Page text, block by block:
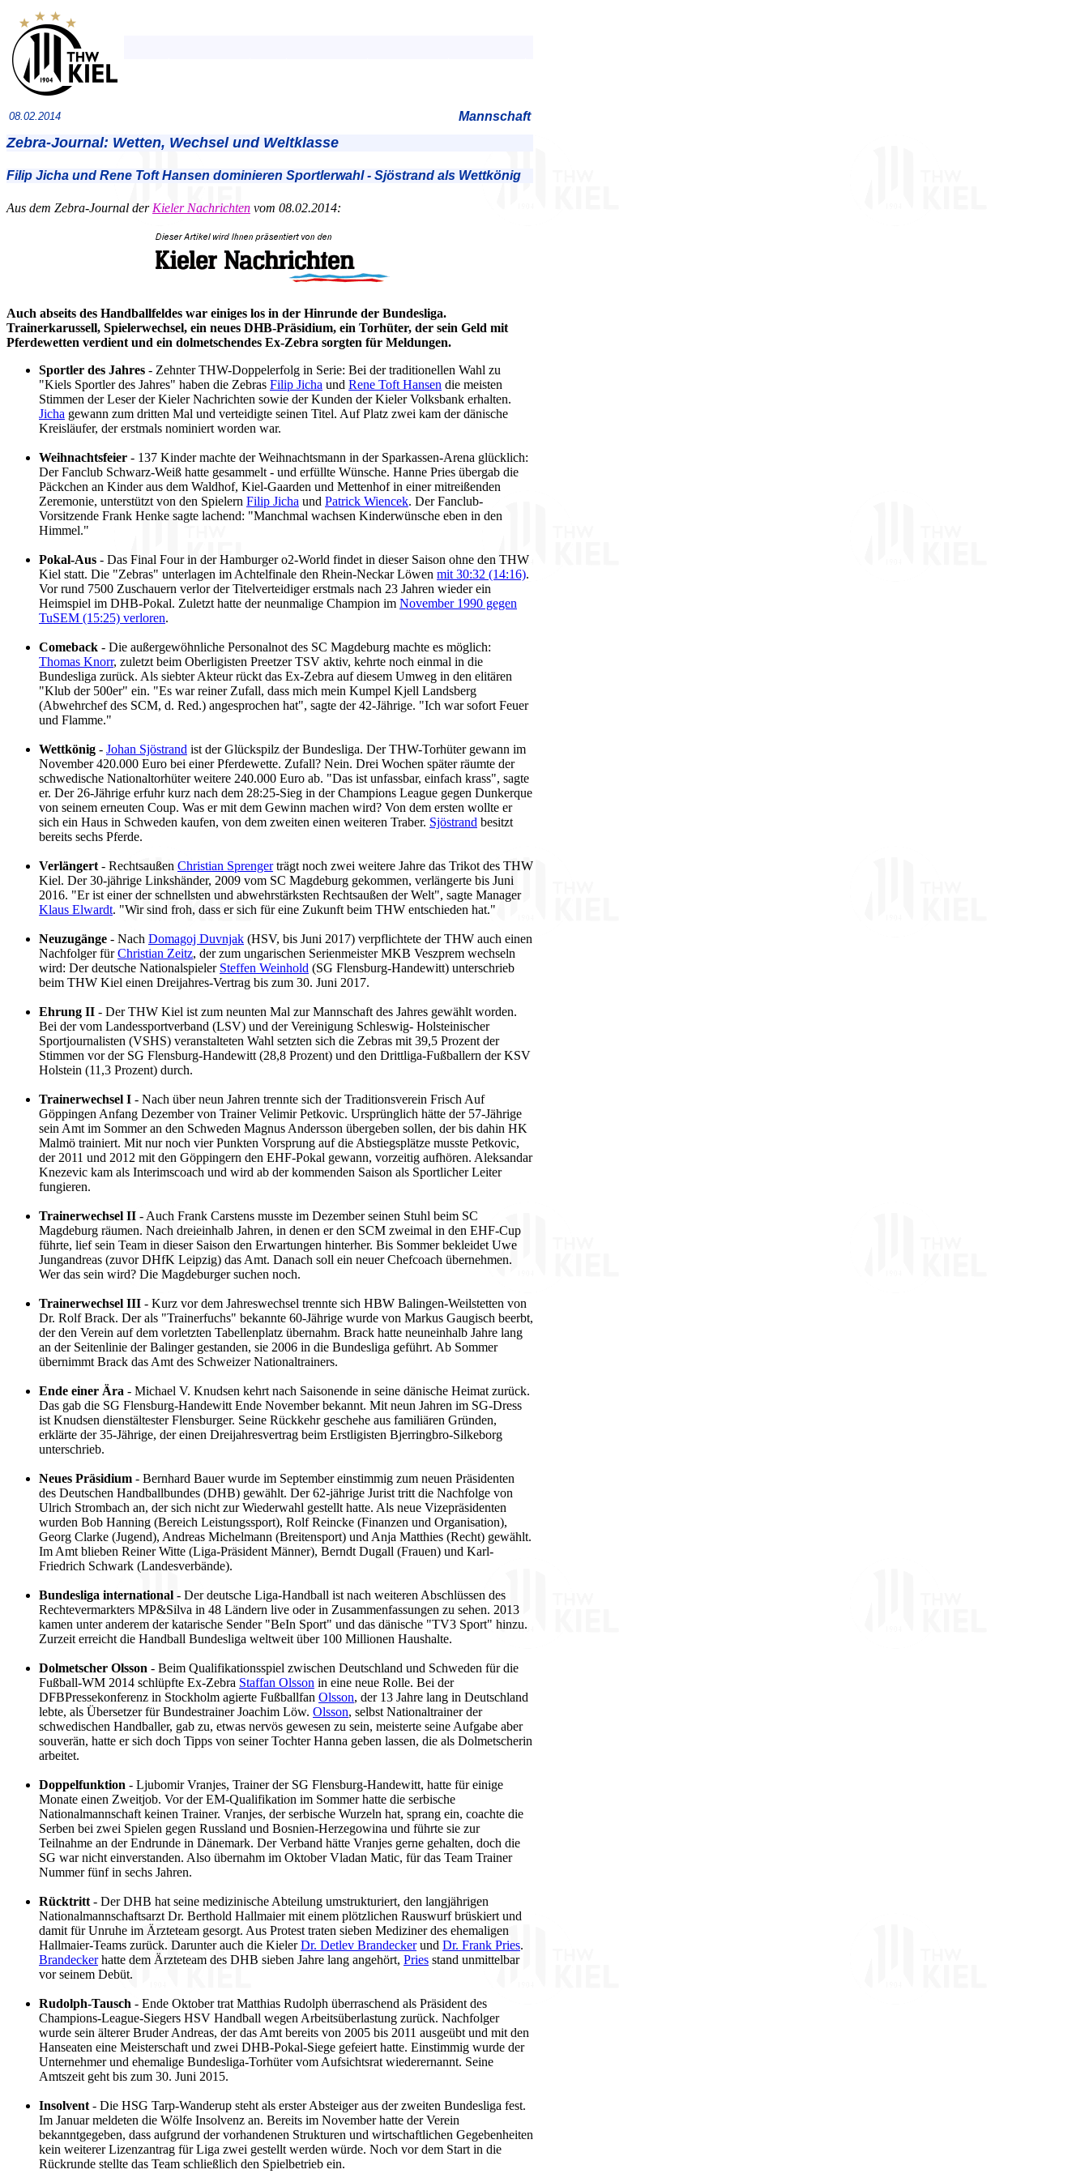
08.02.2014 Mannschaft
Zebra-Journal: Wetten, Wechsel und Weltklasse
Filip Jicha und Rene Toft Hansen dominieren Sportlerwahl - Sjöstrand als Wettkönig
Aus dem Zebra-Journal der Kieler Nachrichten vom 08.02.2014:
Auch abseits des Handballfeldes war einiges los in der Hinrunde der Bundesliga.
Trainerkarussell, Spielerwechsel, ein neues DHB-Präsidium, ein Torhüter, der sein Geld mit
Pferdewetten verdient und ein dolmetschendes Ex-Zebra sorgten für Meldungen.
Sportler des Jahres - Zehnter THW-Doppelerfolg in Serie: Bei der traditionellen Wahl zu
"Kiels Sportler des Jahres" haben die Zebras Filip Jicha und Rene Toft Hansen die meisten
Stimmen der Leser der Kieler Nachrichten sowie der Kunden der Kieler Volksbank erhalten.
Jicha gewann zum dritten Mal und verteidigte seinen Titel. Auf Platz zwei kam der dänische
Kreisläufer, der erstmals nominiert worden war.
Weihnachtsfeier - 137 Kinder machte der Weihnachtsmann in der Sparkassen-Arena glücklich:
Der Fanclub Schwarz-Weiß hatte gesammelt - und erfüllte Wünsche. Hanne Pries übergab die
Päckchen an Kinder aus dem Waldhof, Kiel-Gaarden und Mettenhof in einer mitreißenden
Zeremonie, unterstützt von den Spielern Filip Jicha und Patrick Wiencek. Der Fanclub-
Vorsitzende Frank Henke sagte lachend: "Manchmal wachsen Kinderwünsche eben in den
Himmel."
Pokal-Aus - Das Final Four in der Hamburger o2-World findet in dieser Saison ohne den THW
Kiel statt. Die "Zebras" unterlagen im Achtelfinale den Rhein-Neckar Löwen mit 30:32 (14:16).
Vor rund 7500 Zuschauern verlor der Titelverteidiger erstmals nach 23 Jahren wieder ein
Heimspiel im DHB-Pokal. Zuletzt hatte der neunmalige Champion im November 1990 gegen
TuSEM (15:25) verloren.
Comeback - Die außergewöhnliche Personalnot des SC Magdeburg machte es möglich:
Thomas Knorr, zuletzt beim Oberligisten Preetzer TSV aktiv, kehrte noch einmal in die
Bundesliga zurück. Als siebter Akteur rückt das Ex-Zebra auf diesem Umweg in den elitären
"Klub der 500er" ein. "Es war reiner Zufall, dass mich mein Kumpel Kjell Landsberg
(Abwehrchef des SCM, d. Red.) angesprochen hat", sagte der 42-Jährige. "Ich war sofort Feuer
und Flamme."
Wettkönig - Johan Sjöstrand ist der Glückspilz der Bundesliga. Der THW-Torhüter gewann im
November 420.000 Euro bei einer Pferdewette. Zufall? Nein. Drei Wochen später räumte der
schwedische Nationaltorhüter weitere 240.000 Euro ab. "Das ist unfassbar, einfach krass", sagte
er. Der 26-Jährige erfuhr kurz nach dem 28:25-Sieg in der Champions League gegen Dunkerque
von seinem erneuten Coup. Was er mit dem Gewinn machen wird? Von dem ersten wollte er
sich ein Haus in Schweden kaufen, von dem zweiten einen weiteren Traber. Sjöstrand besitzt
bereits sechs Pferde.
Verlängert - Rechtsaußen Christian Sprengerträgt noch zwei weitere Jahre das Trikot des THW
Kiel. Der 30-jährige Linkshänder, 2009 vom SC Magdeburg gekommen, verlängerte bis Juni
2016. "Er ist einer der schnellsten und abwehrstärksten Rechtsaußen der Welt", sagte Manager
Klaus Elwardt. "Wir sind froh, dass er sich für eine Zukunft beim THW entschieden hat."
Neuzugänge - Nach Domagoj Duvnjak (HSV, bis Juni 2017) verpflichtete der THW auch einen
Nachfolger fürChristian Zeitz, der zum ungarischen Serienmeister MKB Veszprem wechseln
wird: Der deutsche Nationalspieler Steffen Weinhold (SG Flensburg-Handewitt) unterschrieb
beim THW Kiel einen Dreijahres-Vertrag bis zum 30. Juni 2017.
Ehrung II - Der THW Kiel ist zum neunten Mal zur Mannschaft des Jahres gewählt worden.
Bei der vom Landessportverband (LSV) und der Vereinigung Schleswig- Holsteinischer
Sportjournalisten (VSHS) veranstalteten Wahl setzten sich die Zebras mit 39,5 Prozent der
Stimmen vor der SG Flensburg-Handewitt (28,8 Prozent) und den Drittliga-Fußballern der KSV
Holstein (11,3 Prozent) durch.
Trainerwechsel I - Nach über neun Jahren trennte sich der Traditionsverein Frisch Auf
Göppingen Anfang Dezember von Trainer Velimir Petkovic. Ursprünglich hätte der 57-Jährige
sein Amt im Sommer an den Schweden Magnus Andersson übergeben sollen, der bis dahin HK
Malmö trainiert. Mit nur noch vier Punkten Vorsprung auf die Abstiegsplätze musste Petkovic,
der 2011 und 2012 mit den Göppingern den EHF-Pokal gewann, vorzeitig aufhören. Aleksandar
Knezevic kam als Interimscoach und wird ab der kommenden Saison als Sportlicher Leiter
fungieren.
Trainerwechsel II - Auch Frank Carstens musste im Dezember seinen Stuhl beim SC
Magdeburg räumen. Nach dreieinhalb Jahren, in denen er den SCM zweimal in den EHF-Cup
führte, lief sein Team in dieser Saison den Erwartungen hinterher. Bis Sommer bekleidet Uwe
Jungandreas (zuvor DHfK Leipzig) das Amt. Danach soll ein neuer Chefcoach übernehmen.
Wer das sein wird? Die Magdeburger suchen noch.
Trainerwechsel III - Kurz vor dem Jahreswechsel trennte sich HBW Balingen-Weilstetten von
Dr. Rolf Brack. Der als "Trainerfuchs" bekannte 60-Jährige wurde von Markus Gaugisch beerbt,
der den Verein auf dem vorletzten Tabellenplatz übernahm. Brack hatte neuneinhalb Jahre lang
an der Seitenlinie der Balinger gestanden, sie 2006 in die Bundesliga geführt. Ab Sommer
übernimmt Brack das Amt des Schweizer Nationaltrainers.
Ende einer Ära - Michael V. Knudsen kehrt nach Saisonende in seine dänische Heimat zurück.
Das gab die SG Flensburg-Handewitt Ende November bekannt. Mit neun Jahren im SG-Dress
ist Knudsen dienstältester Flensburger. Seine Rückkehr geschehe aus familiären Gründen,
erklärte der 35-Jährige, der einen Dreijahresvertrag beim Erstligisten Bjerringbro-Silkeborg
unterschrieb.
Neues Präsidium - Bernhard Bauer wurde im September einstimmig zum neuen Präsidenten
des Deutschen Handballbundes (DHB) gewählt. Der 62-jährige Jurist tritt die Nachfolge von
Ulrich Strombach an, der sich nicht zur Wiederwahl gestellt hatte. Als neue Vizepräsidenten
wurden Bob Hanning (Bereich Leistungssport), Rolf Reincke (Finanzen und Organisation),
Georg Clarke (Jugend), Andreas Michelmann (Breitensport) und Anja Matthies (Recht) gewählt.
Im Amt blieben Reiner Witte (Liga-Präsident Männer), Berndt Dugall (Frauen) und Karl-
Friedrich Schwark (Landesverbände).
Bundesliga international - Der deutsche Liga-Handball ist nach weiteren Abschlüssen des
Rechtevermarkters MP&Silva in 48 Ländern live oder in Zusammenfassungen zu sehen. 2013
kamen unter anderem der katarische Sender "BeIn Sport" und das dänische "TV3 Sport" hinzu.
Zurzeit erreicht die Handball Bundesliga weltweit über 100 Millionen Haushalte.
Dolmetscher Olsson - Beim Qualifikationsspiel zwischen Deutschland und Schweden für die
Fußball-WM 2014 schlüpfte Ex-Zebra Staffan Olsson in eine neue Rolle. Bei der
DFBPressekonferenz in Stockholm agierte Fußballfan Olsson, der 13 Jahre lang in Deutschland
lebte, als Übersetzer für Bundestrainer Joachim Löw. Olsson, selbst Nationaltrainer der
schwedischen Handballer, gab zu, etwas nervös gewesen zu sein, meisterte seine Aufgabe aber
souverän, hatte er sich doch Tipps von seiner Tochter Hanna geben lassen, die als Dolmetscherin
arbeitet.
Doppelfunktion - Ljubomir Vranjes, Trainer der SG Flensburg-Handewitt, hatte für einige
Monate einen Zweitjob. Vor der EM-Qualifikation im Sommer hatte die serbische
Nationalmannschaft keinen Trainer. Vranjes, der serbische Wurzeln hat, sprang ein, coachte die
Serben bei zwei Spielen gegen Russland und Bosnien-Herzegowina und führte sie zur
Teilnahme an der Endrunde in Dänemark. Der Verband hätte Vranjes gerne gehalten, doch die
SG war nicht einverstanden. Also übernahm im Oktober Vladan Matic, für das Team Trainer
Nummer fünf in sechs Jahren.
Rücktritt - Der DHB hat seine medizinische Abteilung umstrukturiert, den langjährigen
Nationalmannschaftsarzt Dr. Berthold Hallmaier mit einem plötzlichen Rauswurf brüskiert und
damit für Unruhe im Ärzteteam gesorgt. Aus Protest traten sieben Mediziner des ehemaligen
Hallmaier-Teams zurück. Darunter auch die KielerDr. Detlev Brandeckerund Dr. Frank Pries.
Brandeckerhatte dem Ärzteteam des DHB sieben Jahre lang angehört, Pries stand unmittelbar
vor seinem Debüt.
Rudolph-Tausch - Ende Oktober trat Matthias Rudolph überraschend als Präsident des
Champions-League-Siegers HSV Handball wegen Arbeitsüberlastung zurück. Nachfolger
wurde sein älterer Bruder Andreas, der das Amt bereits von 2005 bis 2011 ausgeübt und mit den
Hanseaten eine Meisterschaft und zwei DHB-Pokal-Siege gefeiert hatte. Einstimmig wurde der
Unternehmer und ehemalige Bundesliga-Torhüter vom Aufsichtsrat wiederernannt. Seine
Amtszeit geht bis zum 30. Juni 2015.
Insolvent - Die HSG Tarp-Wanderup steht als erster Absteiger aus der zweiten Bundesliga fest.
Im Januar meldeten die Wölfe Insolvenz an. Bereits im November hatte der Verein
bekanntgegeben, dass aufgrund der vorhandenen Strukturen und wirtschaftlichen Gegebenheiten
kein weiterer Lizenzantrag für Liga zwei gestellt werden würde. Noch vor dem Start in die
Rückrunde stellte das Team schließlich den Spielbetrieb ein.